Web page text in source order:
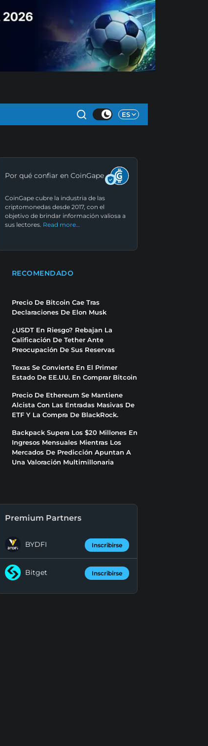
ES
Por qué confiar en CoinGape
CoinGape cubre la industria de las
criptomonedas desde 2017, con el
objetivo de brindar información valiosa a
sus lectores. Read more…
RECOMENDADO
Precio De Bitcoin Cae Tras
Declaraciones De Elon Musk
¿USDT En Riesgo? Rebajan La
Calificación De Tether Ante
Preocupación De Sus Reservas
Texas Se Convierte En El Primer
Estado De EE.UU. En Comprar Bitcoin
Precio De Ethereum Se Mantiene
Alcista Con Las Entradas Masivas De
ETF Y La Compra De BlackRock.
Backpack Supera Los $20 Millones En
Ingresos Mensuales Mientras Los
Mercados De Predicción Apuntan A
Una Valoración Multimillonaria
Premium Partners
BYDFI Inscribirse
Bitget Inscribirse